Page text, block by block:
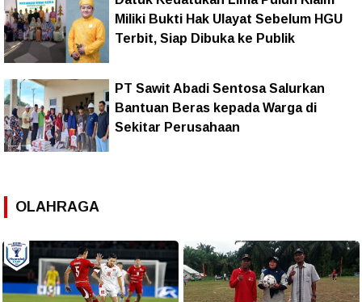
Miliki Bukti Hak Ulayat Sebelum HGU
Terbit, Siap Dibuka ke Publik
PT Sawit Abadi Sentosa Salurkan
Bantuan Beras kepada Warga di
Sekitar Perusahaan
OLAHRAGA